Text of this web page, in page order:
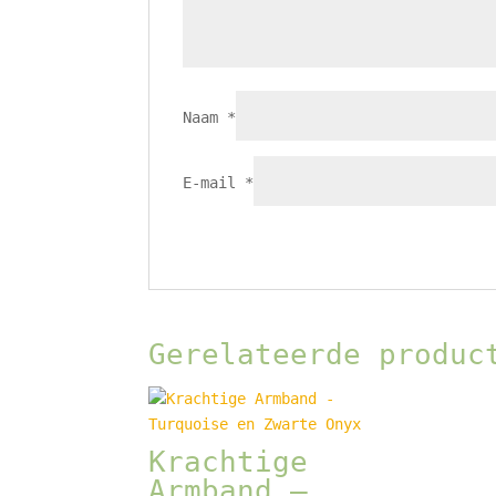
Naam *
E-mail *
Gerelateerde
Krachtige